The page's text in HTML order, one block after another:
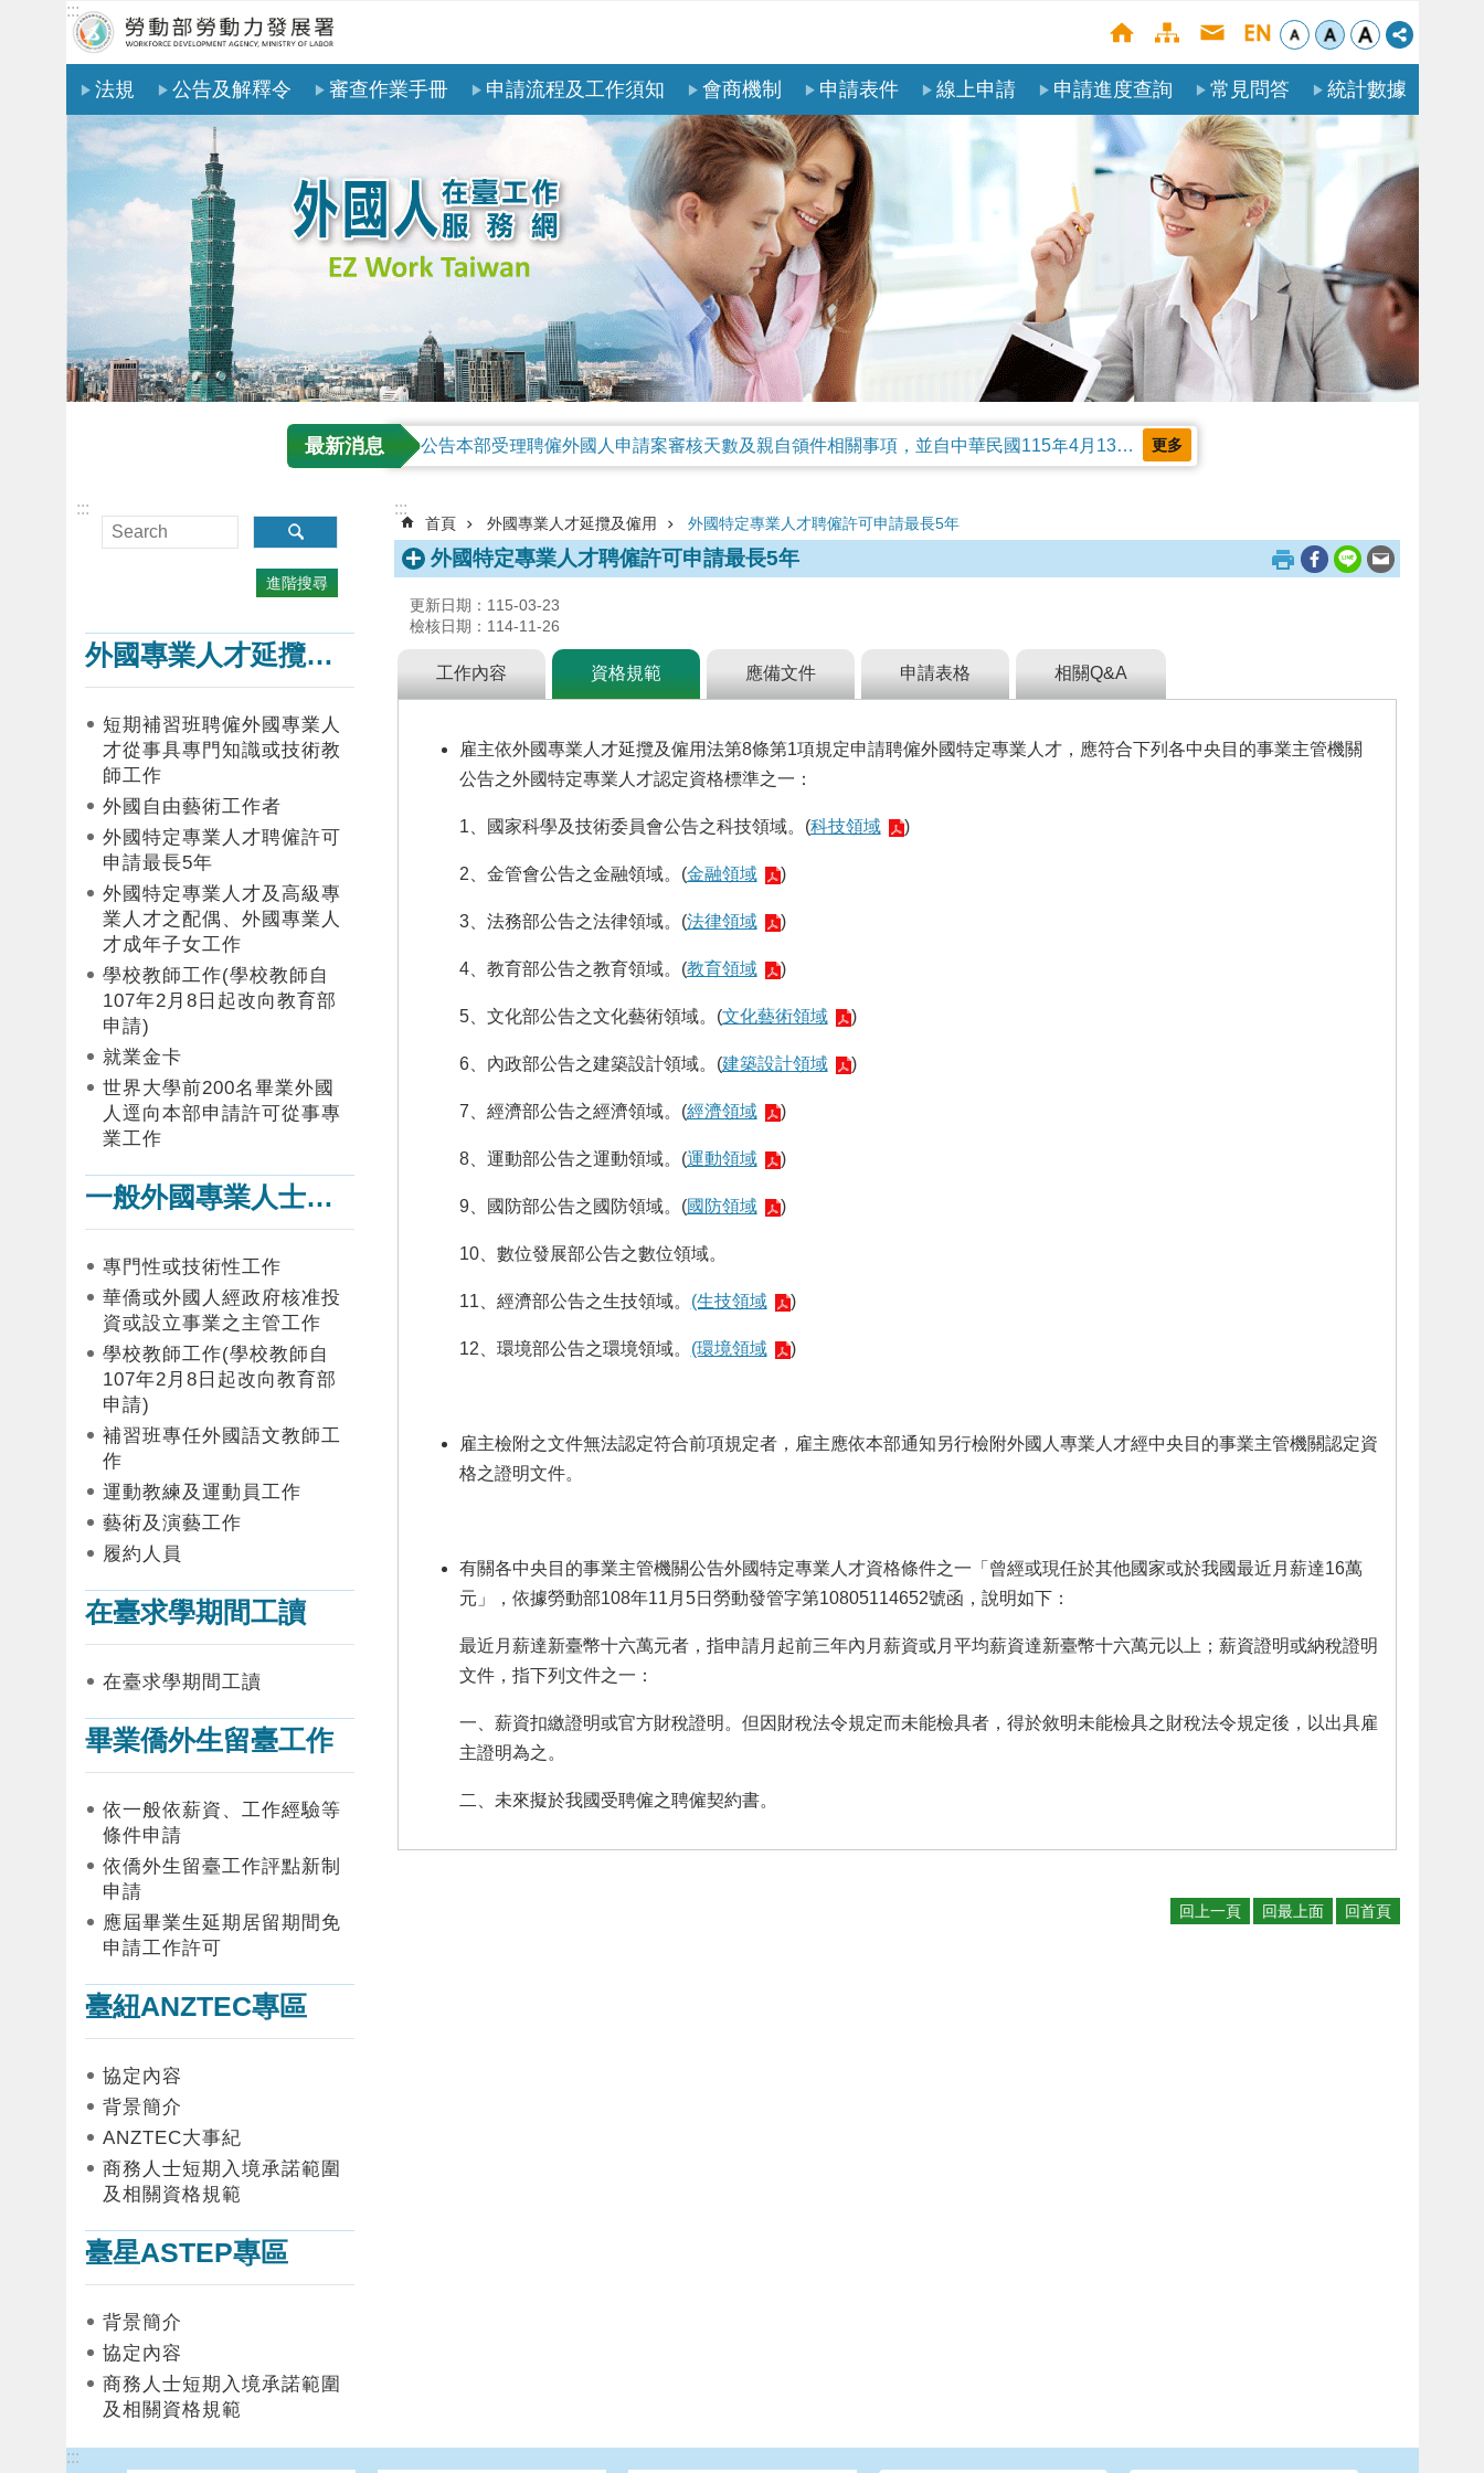
跳到主要內容區塊
:::
法規 公告及解釋令 審查作業手冊 申請流程及工作須知 會商機制 申請表件 線上申請 申請進度查詢 常見問答 統計數據
最新消息 公告本部受理聘僱外國人申請案審核天數及親自領件相關事項，並自中華民國115年4月13日生效。 更多
:::
進階搜尋
外國專業人才延攬及僱用
短期補習班聘僱外國專業人
才從事具專門知識或技術教
師工作
外國自由藝術工作者
外國特定專業人才聘僱許可
申請最長5年
外國特定專業人才及高級專
業人才之配偶、外國專業人
才成年子女工作
學校教師工作(學校教師自
107年2月8日起改向教育部
申請)
就業金卡
世界大學前200名畢業外國
人逕向本部申請許可從事專
業工作
一般外國專業人士在臺工作
專門性或技術性工作
華僑或外國人經政府核准投
資或設立事業之主管工作
學校教師工作(學校教師自
107年2月8日起改向教育部
申請)
補習班專任外國語文教師工
作
運動教練及運動員工作
藝術及演藝工作
履約人員
在臺求學期間工讀
在臺求學期間工讀
畢業僑外生留臺工作
依一般依薪資、工作經驗等
條件申請
依僑外生留臺工作評點新制
申請
應屆畢業生延期居留期間免
申請工作許可
臺紐ANZTEC專區
協定內容
背景簡介
ANZTEC大事紀
商務人士短期入境承諾範圍
及相關資格規範
臺星ASTEP專區
背景簡介
協定內容
商務人士短期入境承諾範圍
及相關資格規範
:::
首頁 外國專業人才延攬及僱用 外國特定專業人才聘僱許可申請最長5年
外國特定專業人才聘僱許可申請最長5年
更新日期：115-03-23
檢核日期：114-11-26
工作內容 資格規範 應備文件 申請表格 相關Q&A
雇主依外國專業人才延攬及僱用法第8條第1項規定申請聘僱外國特定專業人才，應符合下列各中央目的事業主管機關
公告之外國特定專業人才認定資格標準之一：
1、國家科學及技術委員會公告之科技領域。(科技領域 )
2、金管會公告之金融領域。(金融領域 )
3、法務部公告之法律領域。(法律領域 )
4、教育部公告之教育領域。(教育領域 )
5、文化部公告之文化藝術領域。(文化藝術領域 )
6、內政部公告之建築設計領域。(建築設計領域 )
7、經濟部公告之經濟領域。(經濟領域 )
8、運動部公告之運動領域。(運動領域 )
9、國防部公告之國防領域。(國防領域 )
10、數位發展部公告之數位領域。
11、經濟部公告之生技領域。 (生技領域 )
12、環境部公告之環境領域。 (環境領域 )
雇主檢附之文件無法認定符合前項規定者，雇主應依本部通知另行檢附外國人專業人才經中央目的事業主管機關認定資
格之證明文件。
有關各中央目的事業主管機關公告外國特定專業人才資格條件之一「曾經或現任於其他國家或於我國最近月薪達16萬
元」，依據勞動部108年11月5日勞動發管字第10805114652號函，說明如下：
最近月薪達新臺幣十六萬元者，指申請月起前三年內月薪資或月平均薪資達新臺幣十六萬元以上；薪資證明或納稅證明
文件，指下列文件之一：
一、薪資扣繳證明或官方財稅證明。但因財稅法令規定而未能檢具者，得於敘明未能檢具之財稅法令規定後，以出具雇
主證明為之。
二、未來擬於我國受聘僱之聘僱契約書。
回上一頁 回最上面 回首頁
:::